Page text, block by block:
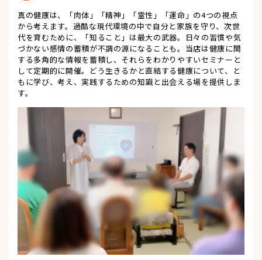
真の健康は、「肉体」「精神」「霊性」「運命」の4つの視点
から考えます。過酷な現代環境の中で自分と家族を守り、次世
代を育むために、「知ること」は最大の武器。日々の習慣や気
づかない感情の蓄積が不調の源になることも。当店は健康に関
する多角的な情報を蓄積し、それらをわかりやすいセミナーと
して定期的に開催。どう生きるかと直結する健康について、と
もに学び、考え、実践するための知識と出会える場を提供しま
す。